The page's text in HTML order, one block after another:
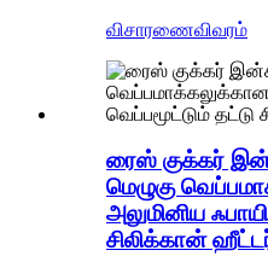
விசாரணைவிவரம்
ரைஸ் குக்கர்
மெழுகு
அலுமினிய
சிலிக்கான்